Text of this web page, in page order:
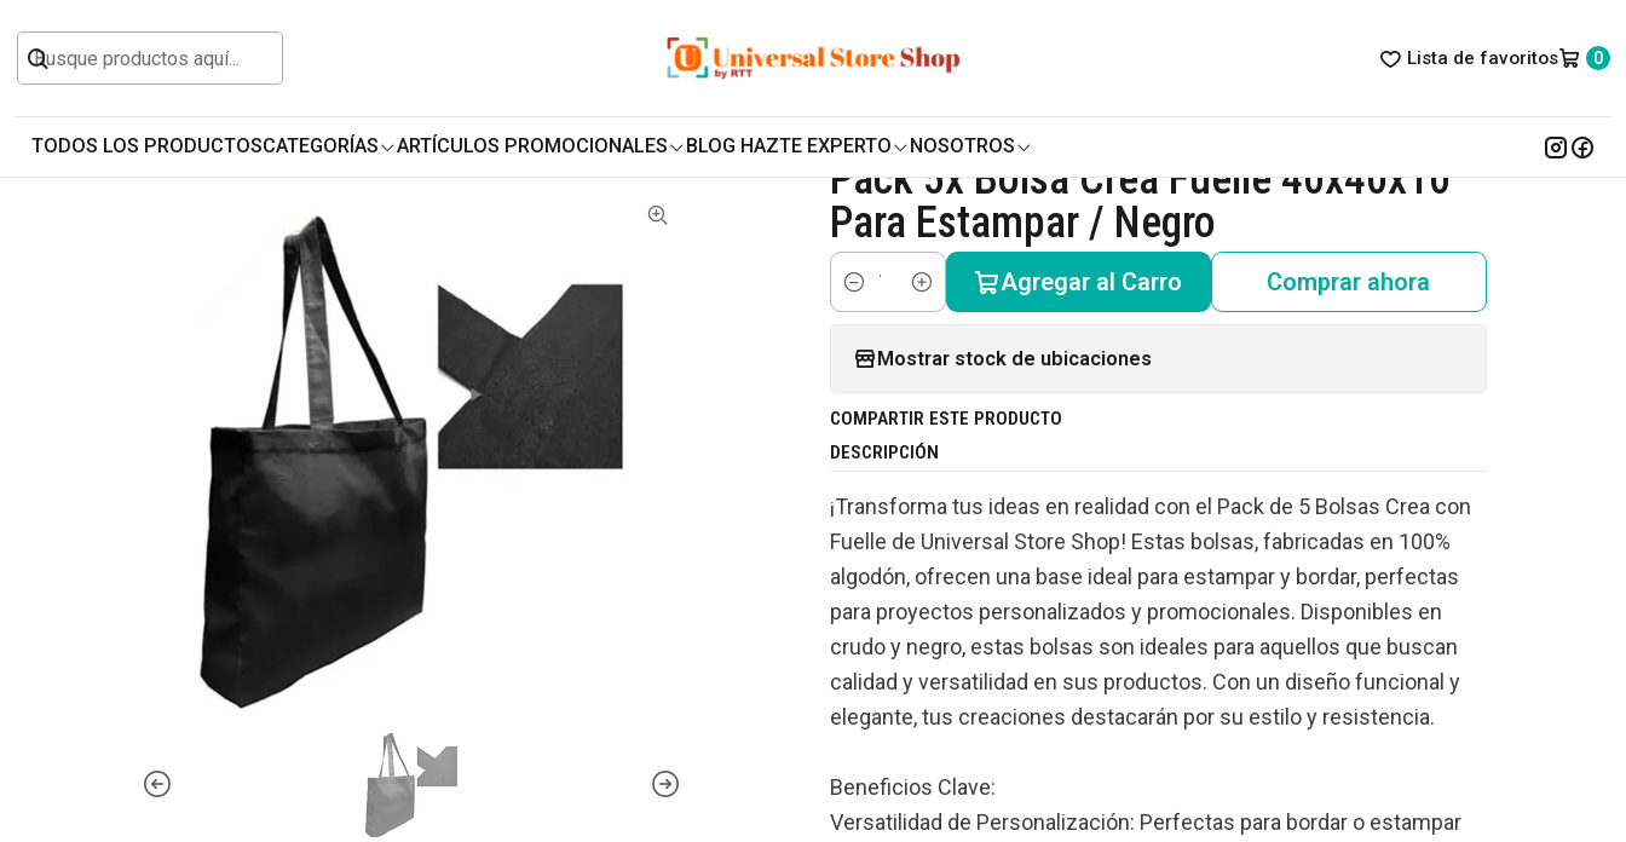
Lista de favoritos 0
TODOS LOS PRODUCTOSCATEGORÍAS ARTÍCULOS PROMOCIONALES BLOG HAZTE EXPERTO NOSOTROS
Inicio Todos los Productos Artículos para Estampar
|
Pack 5x Bolsa Crea Fuelle 40x40x10
Para Estampar / Negro
Cantidad
Agregar al Carro Comprar ahora
Mostrar stock de ubicaciones
COMPARTIR ESTE PRODUCTO
DESCRIPCIÓN
¡Transforma tus ideas en realidad con el Pack de 5 Bolsas Crea con
Fuelle de Universal Store Shop! Estas bolsas, fabricadas en 100%
algodón, ofrecen una base ideal para estampar y bordar, perfectas
para proyectos personalizados y promocionales. Disponibles en
crudo y negro, estas bolsas son ideales para aquellos que buscan
calidad y versatilidad en sus productos. Con un diseño funcional y
elegante, tus creaciones destacarán por su estilo y resistencia.
Beneficios Clave:
Versatilidad de Personalización: Perfectas para bordar o estampar